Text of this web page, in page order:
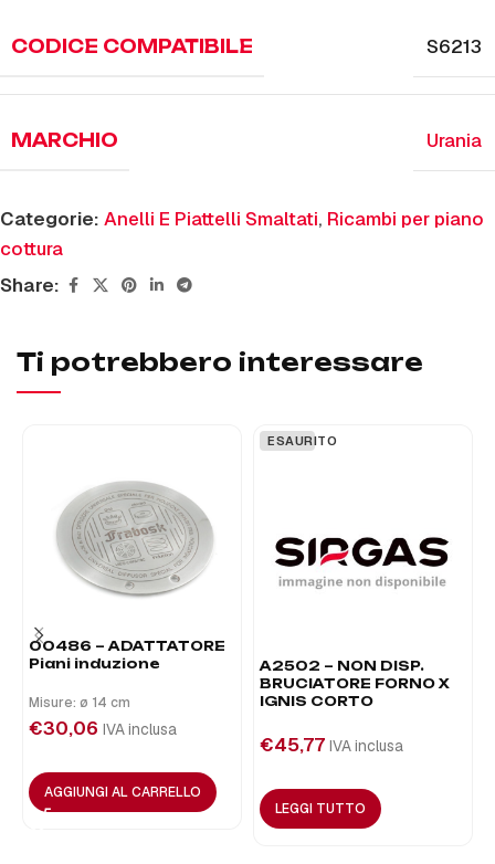
CODICE COMPATIBILE S6213
MARCHIO Urania
Categorie: Anelli E Piattelli Smaltati, Ricambi per piano
cottura
Share:
Ti potrebbero interessare
00486 – ADATTATORE
Piani induzione
Misure: ø 14 cm
€30,06 IVA inclusa
AGGIUNGI AL CARRELLO
ESAURITO
A2502 – NON DISP.
BRUCIATORE FORNO X
IGNIS CORTO
€45,77 IVA inclusa
LEGGI TUTTO